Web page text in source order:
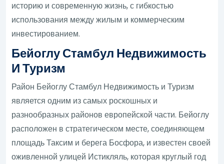
историю и современную жизнь, с гибкостью
использования между жилым и коммерческим
инвестированием.
Бейоглу Стамбул Недвижимость
И Туризм
Район Бейоглу Стамбул Недвижимость и Туризм
является одним из самых роскошных и
разнообразных районов европейской части. Бейоглу
расположен в стратегическом месте, соединяющем
площадь Таксим и берега Босфора, и известен своей
оживленной улицей Истикляль, которая круглый год